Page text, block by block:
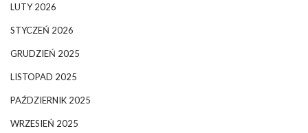
LUTY 2026
STYCZEŃ 2026
GRUDZIEŃ 2025
LISTOPAD 2025
PAŹDZIERNIK 2025
WRZESIEŃ 2025